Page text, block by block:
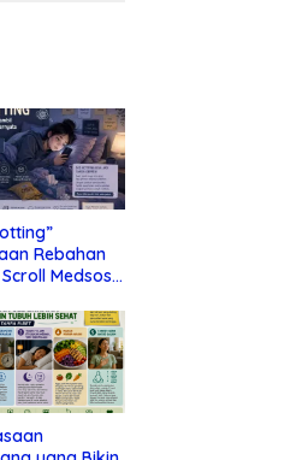
Rebahan
Medsos